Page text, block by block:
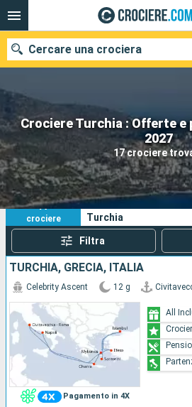
Crociere Turchia : Offerte e
2027
17 crociere
Cercare una crociera
Le nostre destinazioni
Mesi di partenza
Porti
17
crociere
I tuoi criteri di ricerca:
Turchia
Filtra
TURCHIA, GRECIA, ITALIA
Pagamento in 4X
Celebrity Ascent 12 g
All